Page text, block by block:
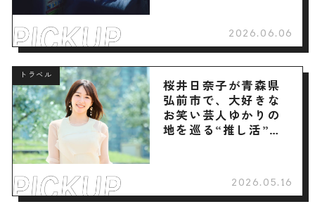
2026.06.06
トラベル
桜井日奈子が青森県
弘前市で、大好きな
お笑い芸人ゆかりの
地を巡る“推し活”旅
2026.05.16